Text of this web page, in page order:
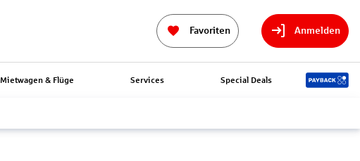
Favoriten Anmelden
Mietwagen & Flüge Services Special Deals